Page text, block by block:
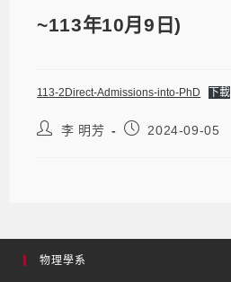
~113年10月9日)
113-2Direct-Admissions-into-PhD 下載
李 明芳 2024-09-05
物理學系